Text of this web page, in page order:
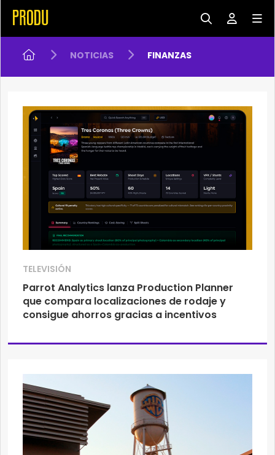
NOTICIAS FINANZAS
TELEVISIÓN
Parrot Analytics lanza Production Planner
que compara localizaciones de rodaje y
consigue ahorros gracias a incentivos